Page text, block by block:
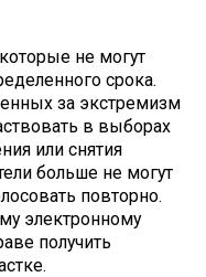
не могут
срока.
за экстремизм
в выборах
или снятия
больше не могут
повторно.
электронному
получить